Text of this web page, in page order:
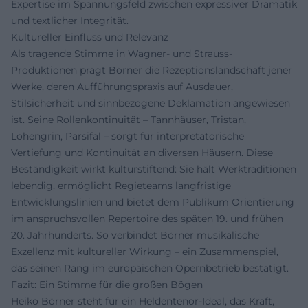
Expertise im Spannungsfeld zwischen expressiver Dramatik
und textlicher Integrität.
Kultureller Einfluss und Relevanz
Als tragende Stimme in Wagner- und Strauss-
Produktionen prägt Börner die Rezeptionslandschaft jener
Werke, deren Aufführungspraxis auf Ausdauer,
Stilsicherheit und sinnbezogene Deklamation angewiesen
ist. Seine Rollenkontinuität – Tannhäuser, Tristan,
Lohengrin, Parsifal – sorgt für interpretatorische
Vertiefung und Kontinuität an diversen Häusern. Diese
Beständigkeit wirkt kulturstiftend: Sie hält Werktraditionen
lebendig, ermöglicht Regieteams langfristige
Entwicklungslinien und bietet dem Publikum Orientierung
im anspruchsvollen Repertoire des späten 19. und frühen
20. Jahrhunderts. So verbindet Börner musikalische
Exzellenz mit kultureller Wirkung – ein Zusammenspiel,
das seinen Rang im europäischen Opernbetrieb bestätigt.
Fazit: Ein Stimme für die großen Bögen
Heiko Börner steht für ein Heldentenor-Ideal, das Kraft,